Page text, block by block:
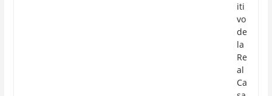
iti
vo
de
la
Re
al
Ca